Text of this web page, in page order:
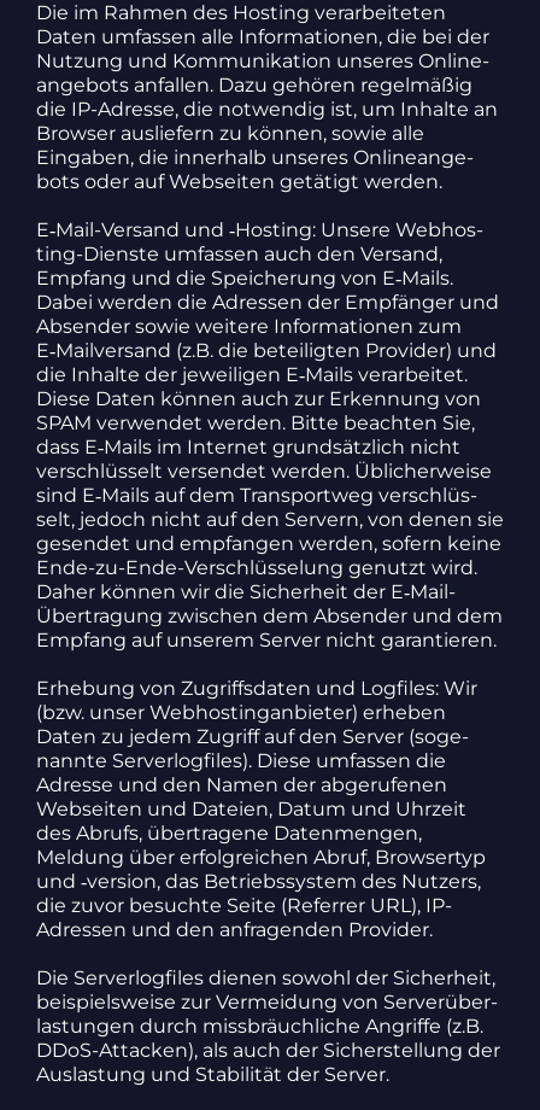
Die im Rahmen des Hosting verar­bei­teten
Daten umfassen alle Infor­ma­tionen, die bei der
Nutzung und Kommu­ni­ka­tion unseres Online­
an­ge­bots anfallen. Dazu gehören regel­mäßig
die IP-Adresse, die notwendig ist, um Inhalte an
Browser auslie­fern zu können, sowie alle
Eingaben, die inner­halb unseres Online­an­ge­
bots oder auf Webseiten getä­tigt werden.
E‑Mail-Versand und ‑Hosting: Unsere Webhos­
ting-Dienste umfassen auch den Versand,
Empfang und die Spei­che­rung von E‑Mails.
Dabei werden die Adressen der Empfänger und
Absender sowie weitere Infor­ma­tionen zum
E‑Mailversand (z.B. die betei­ligten Provider) und
die Inhalte der jewei­ligen E‑Mails verar­beitet.
Diese Daten können auch zur Erken­nung von
SPAM verwendet werden. Bitte beachten Sie,
dass E‑Mails im Internet grund­sätz­lich nicht
verschlüs­selt versendet werden. Übli­cher­weise
sind E‑Mails auf dem Trans­portweg verschlüs­
selt, jedoch nicht auf den Servern, von denen sie
gesendet und empfangen werden, sofern keine
Ende-zu-Ende-Verschlüs­se­lung genutzt wird.
Daher können wir die Sicher­heit der E‑Mail-
Über­tra­gung zwischen dem Absender und dem
Empfang auf unserem Server nicht garan­tieren.
Erhe­bung von Zugriffs­daten und Logfiles: Wir
(bzw. unser Webhos­tin­g­an­bieter) erheben
Daten zu jedem Zugriff auf den Server (soge­
nannte Server­log­files). Diese umfassen die
Adresse und den Namen der abge­ru­fenen
Webseiten und Dateien, Datum und Uhrzeit
des Abrufs, über­tra­gene Daten­mengen,
Meldung über erfolg­rei­chen Abruf, Brow­sertyp
und ‑version, das Betriebs­system des Nutzers,
die zuvor besuchte Seite (Referrer URL), IP-
Adressen und den anfra­genden Provider.
Die Server­log­files dienen sowohl der Sicher­heit,
beispiels­weise zur Vermei­dung von Server­über­
las­tungen durch miss­bräuch­liche Angriffe (z.B.
DDoS-Atta­cken), als auch der Sicher­stel­lung der
Auslas­tung und Stabi­lität der Server.